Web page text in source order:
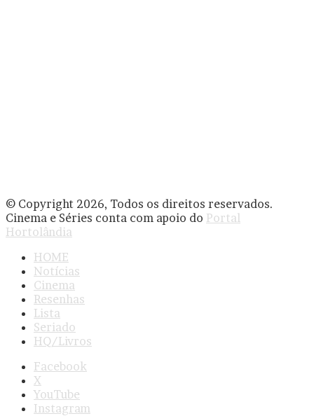
© Copyright 2026, Todos os direitos reservados.
Cinema e Séries conta com apoio do Portal
Hortolândia
HOME
Notícias
Cinema
Resenhas
Lista
Seriado
HQ/Livros
Facebook
X
YouTube
Instagram